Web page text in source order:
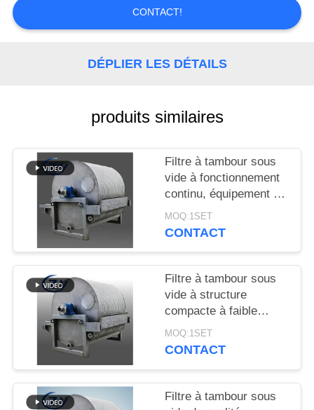
DEMANDEZ
UNE
CITATION
SITE
PRIVACY
POLICY
CONTACT!
DÉPLIER LES DÉTAILS
produits similaires
Filtre à tambour sous
vide à fonctionnement
continu, équipement de
déshydratation à
fonctionnement stable
MOQ:1SET
CONTACT
Filtre à tambour sous
vide à structure
compacte à faible
consommation
d'énergie et en acier
l'amidon
MOQ:1SET
CONTACT
Filtre à tambour sous